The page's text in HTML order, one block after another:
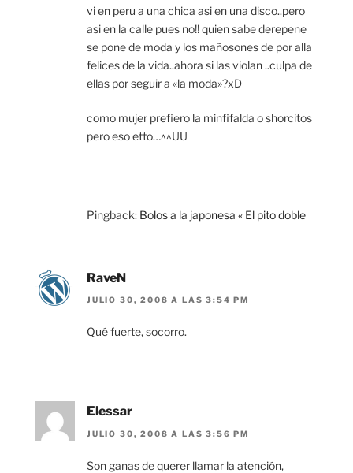
vi en peru a una chica asi en una disco..pero
asi en la calle pues no!! quien sabe derepene
se pone de moda y los mañosones de por alla
felices de la vida..ahora si las violan ..culpa de
ellas por seguir a «la moda»?xD
como mujer prefiero la minfifalda o shorcitos
pero eso etto…^^UU
Pingback: Bolos a la japonesa « El pito doble
RaveN
JULIO 30, 2008 A LAS 3:54 PM
Qué fuerte, socorro.
Elessar
JULIO 30, 2008 A LAS 3:56 PM
Son ganas de querer llamar la atención,